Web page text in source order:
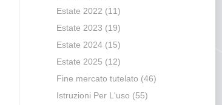
Estate 2022 (11)
Estate 2023 (19)
Estate 2024(15)
Estate 2025 (12)
Fine mercato tutelato (46)
Istruzioni Per L'uso (55)